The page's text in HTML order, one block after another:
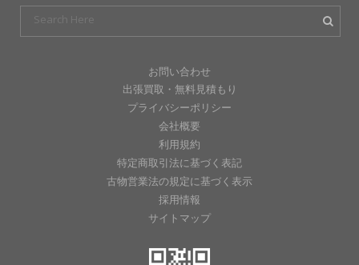
お問い合わせ
出張買取・無料見積もり
プライバシーポリシー
会社概要
利用規約
特定商取引法に基づく表記
古物営業法の規定に基づく表示
採用情報
サイトマップ